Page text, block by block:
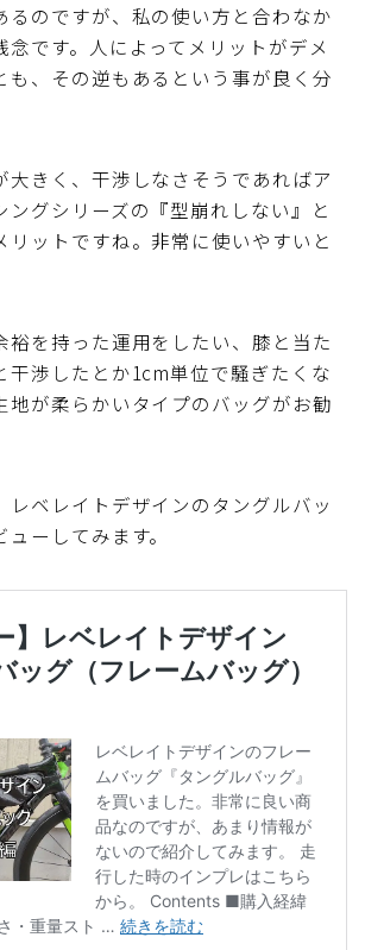
るのですが、私の使い方と合わなか
念です。人によってメリットがデメ
も、その逆もあるという事が良く分
大きく、干渉しなさそうであればア
ングシリーズの『型崩れしない』と
リットですね。非常に使いやすいと
裕を持った運用をしたい、膝と当た
干渉したとか1cm単位で騒ぎたくな
地が柔らかいタイプのバッグがお勧
レベレイトデザインのタングルバッ
ーしてみます。